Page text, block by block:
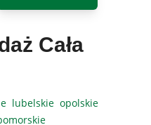
Cała
lubelskie opolskie